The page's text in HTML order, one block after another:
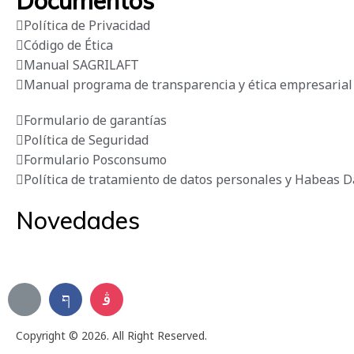
Política de Privacidad
Código de Ética
Manual SAGRILAFT
Manual programa de transparencia y ética empresarial
Formulario de garantías
Política de Seguridad
Formulario Posconsumo
Política de tratamiento de datos personales y Habeas
Novedades
Copyright © 2026. All Right Reserved.